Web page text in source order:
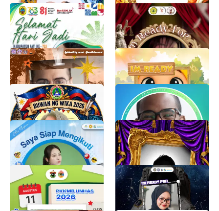
Hari Jadi Kabupaten Pati
ke-703
Ririn M
892
PKKMB FH 2026
PKKMB FH UNTIRTA 2026
655
pkkmbfisip26
Nurmutia Hulukati
690
ABA '67
Nur Alfi Azizah
630
Buwan ng wika
CHRISTY CADANGAN
634
35TH BJMP ANNIVERSARY
686
TWIBBON MABA UNPAM
2026 OFFICIAL
@kayxvier
5.3K
Twibbon MalikiMuda
Maliki Muda 2026
4.6K
PKKMB UNHAS 2026
PKKMB Unhas 2026
4.1K
twibbon MASTA IMM
UMKT 2026
ALDY FF 02
3.2K